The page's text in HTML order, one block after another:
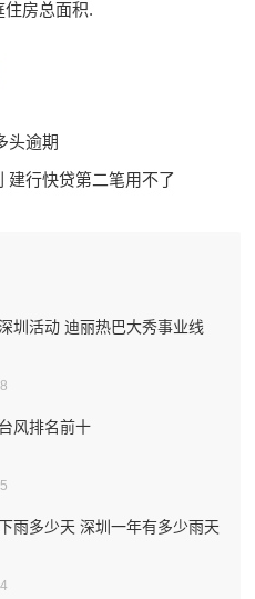
住房总面积.
头逾期
建行快贷第二笔用不了
圳活动 迪丽热巴大秀事业线
风排名前十
雨多少天 深圳一年有多少雨天